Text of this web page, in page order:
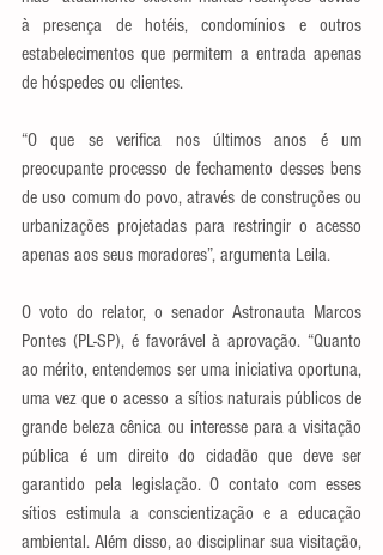
à presença de hotéis, condomínios e outros
estabelecimentos que permitem a entrada apenas
de hóspedes ou clientes.
“O que se verifica nos últimos anos é um
preocupante processo de fechamento desses bens
de uso comum do povo, através de construções ou
urbanizações projetadas para restringir o acesso
apenas aos seus moradores”, argumenta Leila.
O voto do relator, o senador Astronauta Marcos
Pontes (PL-SP), é favorável à aprovação. “Quanto
ao mérito, entendemos ser uma iniciativa oportuna,
uma vez que o acesso a sítios naturais públicos de
grande beleza cênica ou interesse para a visitação
pública é um direito do cidadão que deve ser
garantido pela legislação. O contato com esses
sítios estimula a conscientização e a educação
ambiental. Além disso, ao disciplinar sua visitação,